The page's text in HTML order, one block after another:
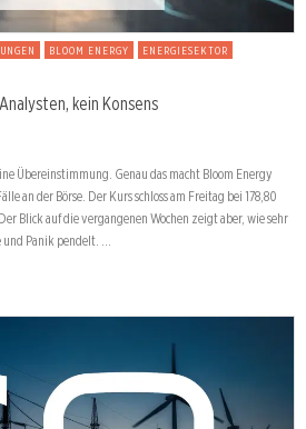
BLOOM ENERGY
ENERGIESEKTOR
kein Konsens
Übereinstimmung. Genau das macht Bloom Energy
an der Börse. Der Kurs schloss am Freitag bei 178,80
Blick auf die vergangenen Wochen zeigt aber, wie sehr
und Panik pendelt. …